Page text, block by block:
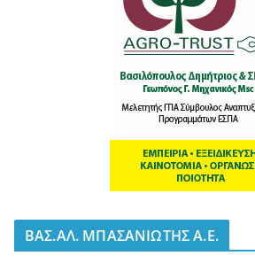
BΑΣ.ΑΛ. ΜΠΑΣΑΝΙΩΤΗΣ Α.Ε.